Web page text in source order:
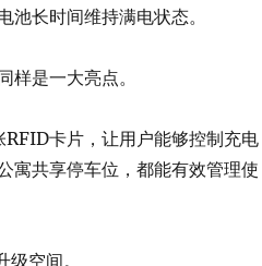
长时间维持满电状态。
是一大亮点。
卡片，让用户能够控制充电
寓共享停车位，都能有效管理使
空间。